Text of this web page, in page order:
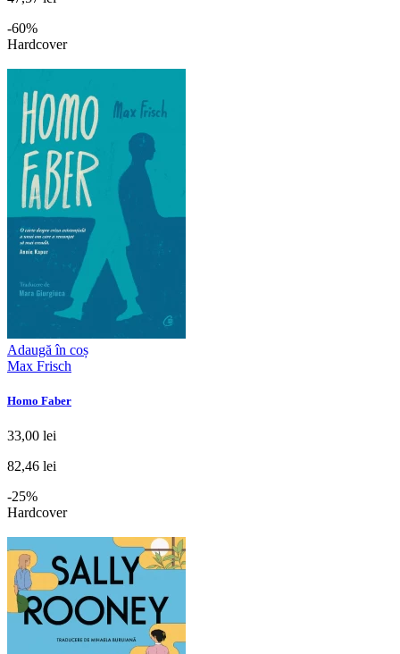
-60%
Hardcover
Adaugă în coș
Max Frisch
Homo Faber
33,00 lei
82,46 lei
-25%
Hardcover